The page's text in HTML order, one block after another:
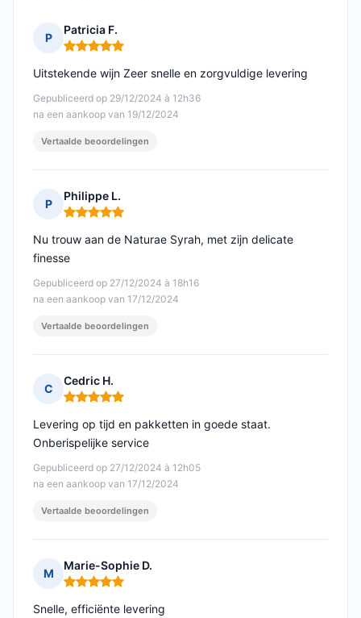
P
Patricia F.
Opmerking: 5 van 5
Gepubliceerd op 29/12/2024 à 12h36
na een aankoop van 19/12/2024
Uitstekende wijn Zeer snelle en zorgvuldige levering
Vertaalde beoordelingen
P
Philippe L.
Opmerking: 5 van 5
Gepubliceerd op 27/12/2024 à 18h16
na een aankoop van 17/12/2024
Nu trouw aan de Naturae Syrah, met zijn delicate
finesse
Vertaalde beoordelingen
C
Cedric H.
Opmerking: 5 van 5
Gepubliceerd op 27/12/2024 à 12h05
na een aankoop van 17/12/2024
Levering op tijd en pakketten in goede staat.
Onberispelijke service
Vertaalde beoordelingen
M
Marie-Sophie D.
Opmerking: 5 van 5
Snelle, efficiënte levering